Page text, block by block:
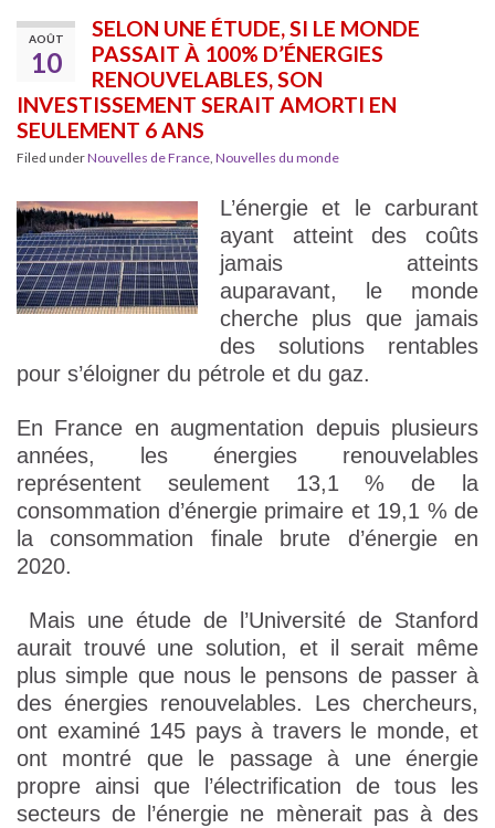
AOÛT
10
SELON UNE ÉTUDE, SI LE MONDE
PASSAIT À 100% D’ÉNERGIES
RENOUVELABLES, SON
INVESTISSEMENT SERAIT AMORTI EN
SEULEMENT 6 ANS
Filed underNouvelles de France, Nouvelles du monde
L’énergie et le carburant
ayant atteint des coûts
jamais atteints
auparavant, le monde
cherche plus que jamais
des solutions rentables
pour s’éloigner du pétrole et du gaz.
En France en augmentation depuis plusieurs
années, les énergies renouvelables
représentent seulement 13,1 % de la
consommation d’énergie primaire et 19,1 % de
la consommation finale brute d’énergie en
2020.
Mais une étude de l’Université de Stanford
aurait trouvé une solution, et il serait même
plus simple que nous le pensons de passer à
des énergies renouvelables. Les chercheurs,
ont examiné 145 pays à travers le monde, et
ont montré que le passage à une énergie
propre ainsi que l’électrification de tous les
secteurs de l’énergie ne mènerait pas à des